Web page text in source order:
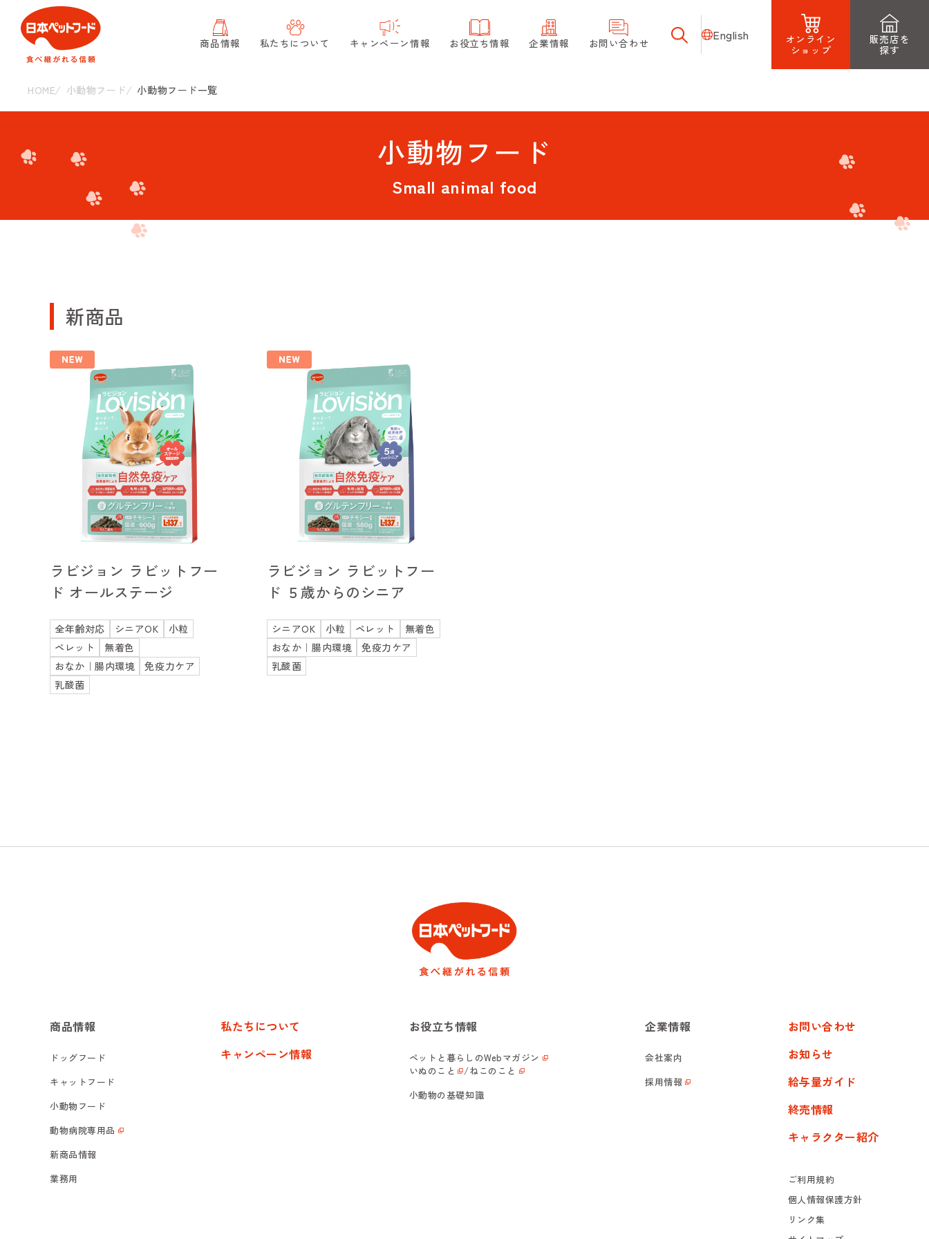
商品情報 私たちについて キャンペーン情報 お役立ち情報 企業情報 お問い合わせ English
オンライン
ショップ
販売店を
探す
HOME 小動物フード 小動物フード一覧
小動物フード
Small animal food
新商品
ラビジョン ラビットフー
ド オールステージ
全年齢対応 シニアOK
小粒
ペレット
無着色
おなか｜腸内環境
免疫力ケア
乳酸菌
ラビジョン ラビットフー
ド ５歳からのシニア
シニアOK 小粒 ペレット
無着色
おなか｜腸内環境
免疫力ケア
乳酸菌
商品情報
ドッグフード
キャットフード
小動物フード
動物病院専用品
新商品情報
業務用
私たちについて
キャンペーン情報
お役立ち情報
ペットと暮らしのWebマガジン
いぬのこと
/ねこのこと
小動物の基礎知識
企業情報
会社案内
採用情報
お問い合わせ
お知らせ
給与量ガイド
終売情報
キャラクター紹介
ご利用規約
個人情報保護方針
リンク集